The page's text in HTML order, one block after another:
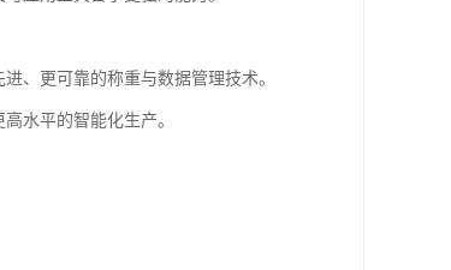
、更可靠的称重与数据管理技术。
水平的智能化生产。